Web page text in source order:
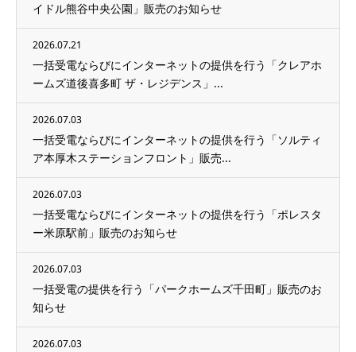
イドル熊谷中央公園」販売のお知らせ
2026.07.21
一括受電ならびにインターネットの提供を行う「クレアホ
ームズ道後喜多町 ザ・レジデンス」...
2026.07.03
一括受電ならびにインターネットの提供を行う「ソルティ
ア本厚木ステーションフロント」販売...
2026.07.03
一括受電ならびにインターネットの提供を行う「ポレスタ
ー米原駅前」販売のお知らせ
2026.07.03
一括受電の提供を行う「パークホームズ千田町」販売のお
知らせ
2026.07.03